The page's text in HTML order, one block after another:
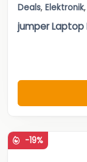
Deals, Elektronik,
jumper Laptop
-19%